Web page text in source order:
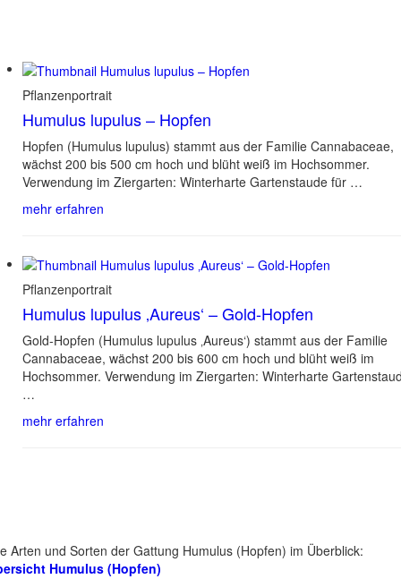
Pflanzenportrait
Humulus lupulus – Hopfen
Hopfen (Humulus lupulus) stammt aus der Familie Cannabaceae,
wächst 200 bis 500 cm hoch und blüht weiß im Hochsommer.
Verwendung im Ziergarten: Winterharte Gartenstaude für …
mehr erfahren
Pflanzenportrait
Humulus lupulus ‚Aureus‘ – Gold-Hopfen
Gold-Hopfen (Humulus lupulus ‚Aureus‘) stammt aus der Familie
Cannabaceae, wächst 200 bis 600 cm hoch und blüht weiß im
Hochsommer. Verwendung im Ziergarten: Winterharte
…
mehr erfahren
Arten und Sorten der Gattung Humulus (Hopfen) im Überblick:
Humulus (Hopfen)